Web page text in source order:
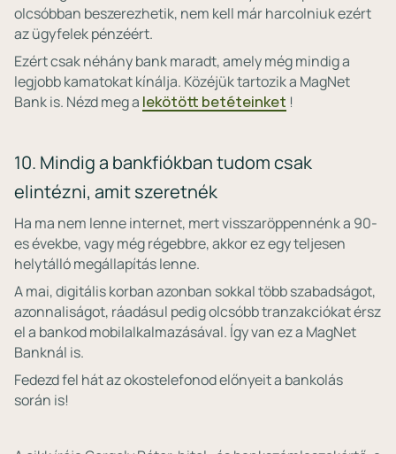
olcsóbban beszerezhetik, nem kell már harcolniuk ezért
az ügyfelek pénzéért.
Ezért csak néhány bank maradt, amely még mindig a
legjobb kamatokat kínálja. Közéjük tartozik a MagNet
Bank is. Nézd meg a lekötött betéteinket !
10. Mindig a bankfiókban tudom csak
elintézni, amit szeretnék
Ha ma nem lenne internet, mert visszaröppennénk a 90-
es évekbe, vagy még régebbre, akkor ez egy teljesen
helytálló megállapítás lenne.
A mai, digitális korban azonban sokkal több szabadságot,
azonnaliságot, ráadásul pedig olcsóbb tranzakciókat érsz
el a bankod mobilalkalmazásával. Így van ez a MagNet
Banknál is.
Fedezd fel hát az okostelefonod előnyeit a bankolás
során is!